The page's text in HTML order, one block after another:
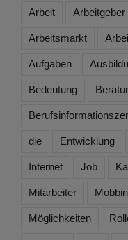
Arbeit Arbeitgeber
Arbeitsmarkt
Aufgaben
Bedeutung
die Entwicklung
Internet Job
Mitarbeiter
Möglichkeiten